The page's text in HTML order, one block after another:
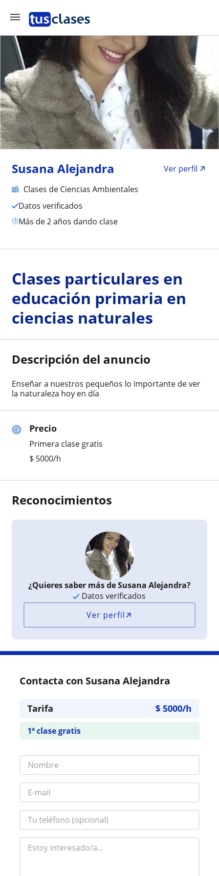
Susana Alejandra
Ver perfil
Clases de Ciencias Ambientales
Datos verificados
más de 2 años dando clase
Precio
Primera clase gratis
$ 5000/h
Clases particulares en
educación primaria en
ciencias naturales
Descripción del anuncio
Enseñar a nuestros pequeños lo importante de ver
la naturaleza hoy en día
Reconocimientos
¿Quieres saber más de Susana Alejandra?
Datos verificados
Ver perfil
Contacta con Susana Alejandra
Tarifa $ 5000/h
1ª clase gratis